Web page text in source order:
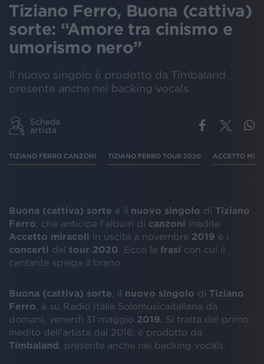
Tiziano Ferro, Buona (cattiva)
sorte: “Amore tra cinismo e
umorismo nero”
Il nuovo singolo è prodotto da Timbaland
presente anche nei backing vocals
Scheda
artista
TIZIANO FERRO CANZONI TIZIANO FERRO TOUR 2020 ACCETTO
Buona (cattiva) sorte è il nuovo singolo di Tiziano
Ferro , che anticipa l'album di canzoni inedite
Accetto miracoli in uscita a novembre 2019 e i
concerti del tour 2020 . Ecco le frasi con cui il
cantante spiega il brano.
Buona (cattiva) sorte , il nuovo singolo di Tiziano
Ferro , è su Radio Italia Solomusicaitaliana da
domani, venerdì 31 maggio 2019 . Si tratta del primo
inedito dell'artista dal 2016: è prodotto da
Timbaland , presente anche nei backing vocals.